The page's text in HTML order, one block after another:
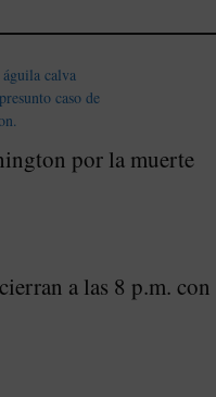
por la muerte
a las 8 p.m. con